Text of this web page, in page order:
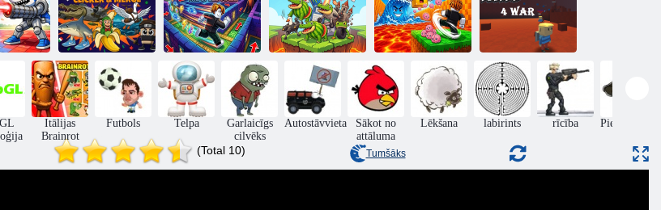
topija
Meme
Beatdown
Episkā zobenu
cīņa! Cīņa
Ragdoll arēnā!
Vecmāmiņas
baiļu rotaļu
istaba
Snake Slither. io
itāļu Brainrot
Plants vs
Brainrots 2D
Brainrot Clicker
Robijs: Ātruma
labirints
Sakrauj Brainrot
Kick Lucky
Block For
Brainrot
Kogama: 4 karš
Itālijas
Brainrot
Futbols Telpa
Garlaicīgs
cilvēks
Autostāvvieta
Sākot no
attāluma
Lēkšana labirints rīcība Piedzīvojumi
(Total 10) Tumšāks